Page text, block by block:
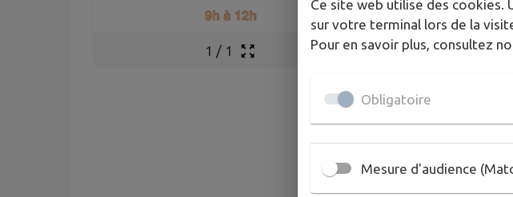
1 / 1
Ce site web utilise des cookies.
sur votre terminal lors de la
Pour en savoir plus, consultez
Obligatoire
Mesure d'audience